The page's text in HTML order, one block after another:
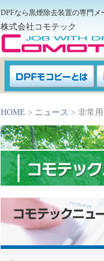
DPFなら黒煙除去装置の専門メ
株式会社コモテック
HOME > ニュース > 非常